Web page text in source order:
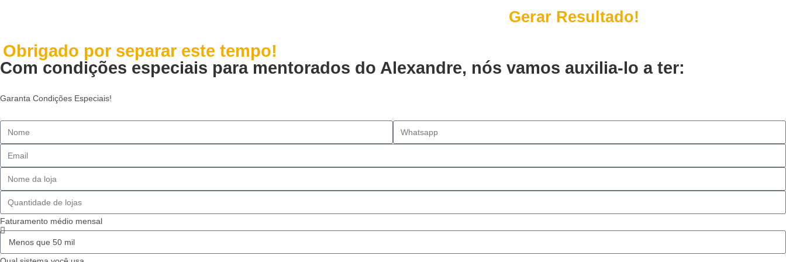
Gerar Resultado!
Obrigado por separar este tempo!
Com condições especiais para mentorados do Alexandre, nós vamos auxilia-lo a ter:
Garanta Condições Especiais!
Faturamento médio mensal